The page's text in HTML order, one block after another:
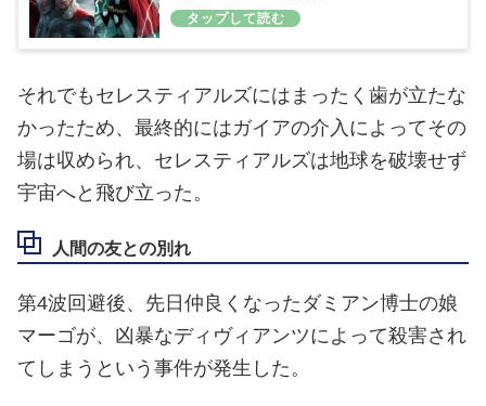
それでもセレスティアルズにはまったく歯が立たな
かったため、最終的にはガイアの介入によってその
場は収められ、セレスティアルズは地球を破壊せず
宇宙へと飛び立った。
人間の友との別れ
第4波回避後、先日仲良くなったダミアン博士の娘
マーゴが、凶暴なディヴィアンツによって殺害され
てしまうという事件が発生した。